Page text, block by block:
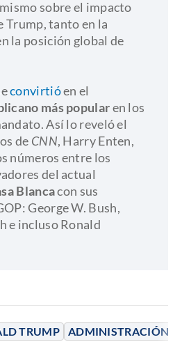
TRUMP ADMINISTRACIÓN
sobre el impacto
Trump, tanto en la
la posición global de
convirtióen el
más popularen los
Así lo reveló el
de CNN, Harry Enten,
números entre los
del actual
Blancacon sus
George W. Bush,
e incluso Ronald